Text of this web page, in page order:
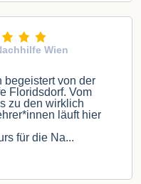
Wien
begeistert von der
Floridsdorf. Vom
zu den wirklich
läuft hier
für die Na...